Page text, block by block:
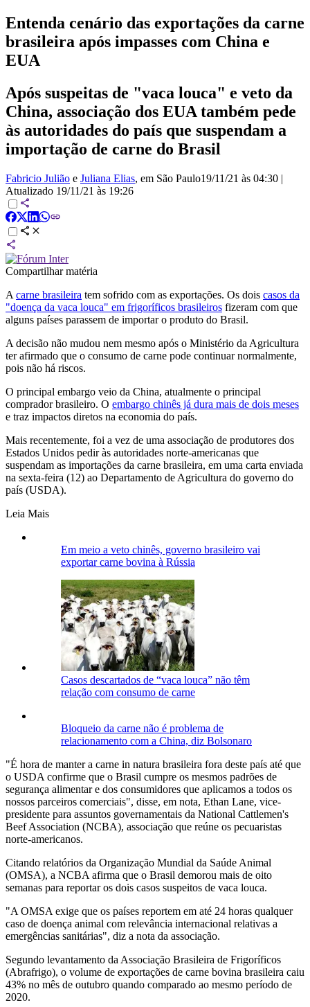
Entenda cenário das exportações da carne
brasileira após impasses com China e
EUA
Após suspeitas de "vaca louca" e veto da
China, associação dos EUA também pede
às autoridades do país que suspendam a
importação de carne do Brasil
Fabricio Julião e Juliana Elias, em São Paulo19/11/21 às 04:30 |
Atualizado 19/11/21 às 19:26
Compartilhar matéria
A carne brasileira tem sofrido com as exportações. Os dois casos da
"doença da vaca louca" em frigoríficos brasileiros fizeram com que
alguns países parassem de importar o produto do Brasil.
A decisão não mudou nem mesmo após o Ministério da Agricultura
ter afirmado que o consumo de carne pode continuar normalmente,
pois não há riscos.
O principal embargo veio da China, atualmente o principal
comprador brasileiro. O embargo chinês já dura mais de dois meses
e traz impactos diretos na economia do país.
Mais recentemente, foi a vez de uma associação de produtores dos
Estados Unidos pedir às autoridades norte-americanas que
suspendam as importações da carne brasileira, em uma carta enviada
na sexta-feira (12) ao Departamento de Agricultura do governo do
país (USDA).
Leia Mais
Em meio a veto chinês, governo brasileiro vai
exportar carne bovina à Rússia
Casos descartados de “vaca louca” não têm
relação com consumo de carne
Bloqueio da carne não é problema de
relacionamento com a China, diz Bolsonaro
"É hora de manter a carne in natura brasileira fora deste país até que
o USDA confirme que o Brasil cumpre os mesmos padrões de
segurança alimentar e dos consumidores que aplicamos a todos os
nossos parceiros comerciais", disse, em nota, Ethan Lane, vice-
presidente para assuntos governamentais da National Cattlemen's
Beef Association (NCBA), associação que reúne os pecuaristas
norte-americanos.
Citando relatórios da Organização Mundial da Saúde Animal
(OMSA), a NCBA afirma que o Brasil demorou mais de oito
semanas para reportar os dois casos suspeitos de vaca louca.
"A OMSA exige que os países reportem em até 24 horas qualquer
caso de doença animal com relevância internacional relativas a
emergências sanitárias", diz a nota da associação.
Segundo levantamento da Associação Brasileira de Frigoríficos
(Abrafrigo), o volume de exportações de carne bovina brasileira caiu
43% no mês de outubro quando comparado ao mesmo período de
2020.